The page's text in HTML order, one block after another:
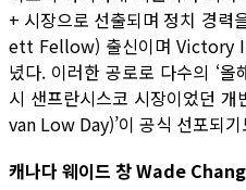
+ 시장으로 선출되며 정치 경력
ett Fellow) 출신이며 Victory
녔다. 이러한 공로로 다수의 ‘
시 샌프란시스코 시장이었던 개
van Low Day)’이 공식 선포되
캐나다 웨이드 창 Wade Chang